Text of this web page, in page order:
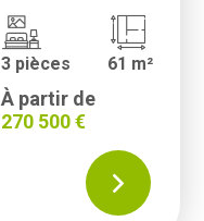
3 pièces 61 m²
À partir de
270 500 €